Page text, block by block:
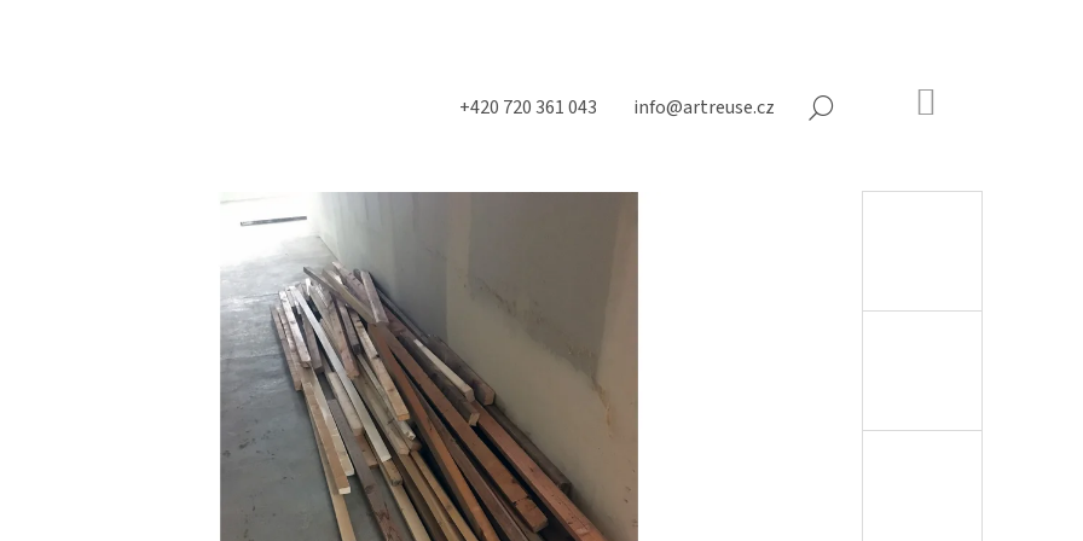
+420 720 361 043
info@artreuse.cz HLEDAT
HLEDAT
Doporučujeme
Následující
MOLITAN Z TOVARNY NA MATRACE